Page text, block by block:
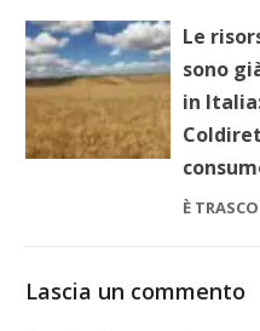
Le
sono
in
È
Lascia un commento